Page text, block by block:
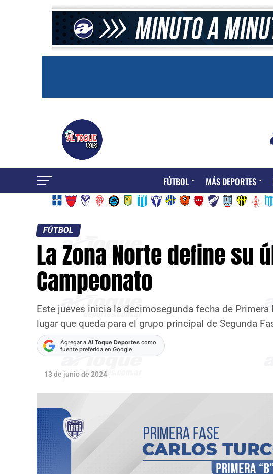
FÚTBOL MÁS DEPORTES
FÚTBOL
La Zona Norte define su
Campeonato
Este jueves inicia la decimosegunda fecha de
lugar que queda para el grupo principal de Segunda
Agregar a Al Toque Deportes como
fuente preferida en Google
13 de junio de 2024